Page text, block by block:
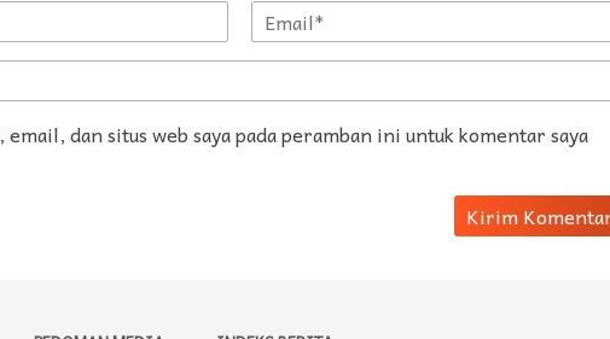
email, dan situs web saya pada peramban ini untuk komentar saya